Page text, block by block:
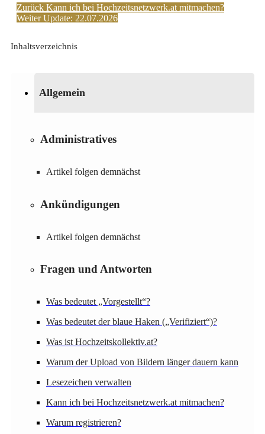
Allgemein
Administratives
Artikel folgen demnächst
Ankündigungen
Artikel folgen demnächst
Fragen und Antworten
Was bedeutet „Vorgestellt“?
Was bedeutet der blaue Haken („Verifiziert“)?
Was ist Hochzeitskollektiv.at?
Warum der Upload von Bildern länger dauern kann
Lesezeichen verwalten
Kann ich bei Hochzeitsnetzwerk.at mitmachen?
Warum registrieren?
Zurück Kann ich bei Hochzeitsnetzwerk.at mitmachen?
WeiterUpdate: 22.07.2026
Inhaltsverzeichnis